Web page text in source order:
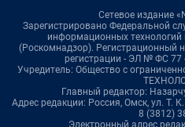
Сетевое издание
Зарегистрировано Федеральной
информационных
(Роскомнадзор). Регистрационный
регистрации - ЭЛ № ФС 77
Учредитель: Общество с
Главный редактор:
Адрес редакции: Россия, Омск, ул. Т.
8 (3812)
Электронный адрес